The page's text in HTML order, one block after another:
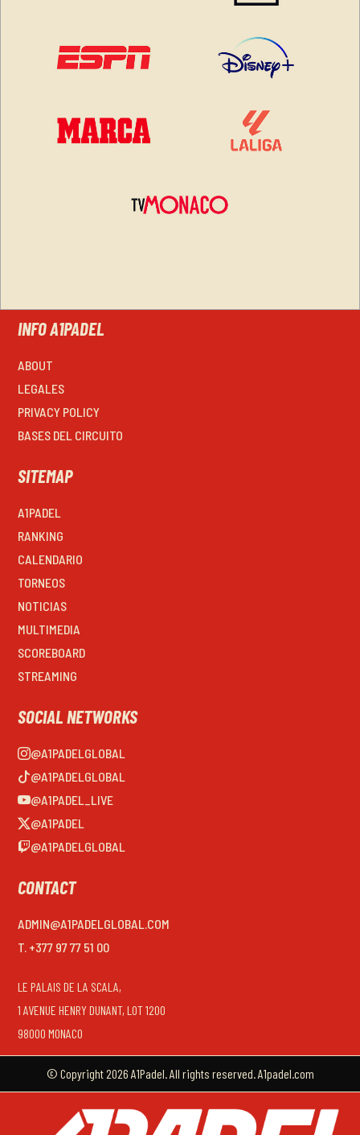
INFO A1PADEL
ABOUT
LEGALES
PRIVACY POLICY
BASES DEL CIRCUITO
SITEMAP
A1PADEL
RANKING
CALENDARIO
TORNEOS
NOTICIAS
MULTIMEDIA
SCOREBOARD
STREAMING
SOCIAL NETWORKS
@A1PADELGLOBAL
@A1PADELGLOBAL
@A1PADEL_LIVE
@A1PADEL
@A1PADELGLOBAL
CONTACT
ADMIN@A1PADELGLOBAL.COM
T. +377 97 77 51 00
LE PALAIS DE LA SCALA,
1 AVENUE HENRY DUNANT, LOT 1200
98000 MONACO
© Copyright 2026 A1Padel. All rights reserved. A1padel.com